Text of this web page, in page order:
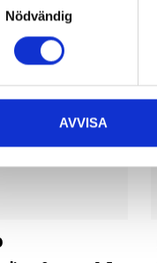
Nödvändig
AVVISA